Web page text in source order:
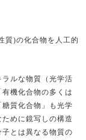
質)の化合物を人工的
ルな物質（光学活
機化合物の多くは
質化合物」も光学
めに鏡写しの構造
とは異なる物質の